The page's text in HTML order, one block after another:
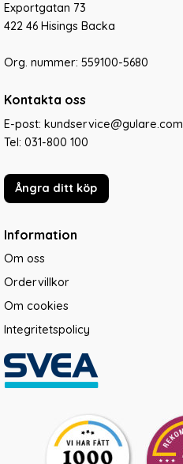
Exportgatan 73
422 46 Hisings Backa
Org. nummer: 559100-5680
Kontakta oss
E-post: kundservice@gulare.com
Tel: 031-800 100
Ångra ditt köp
Information
Om oss
Ordervillkor
Om cookies
Integritetspolicy